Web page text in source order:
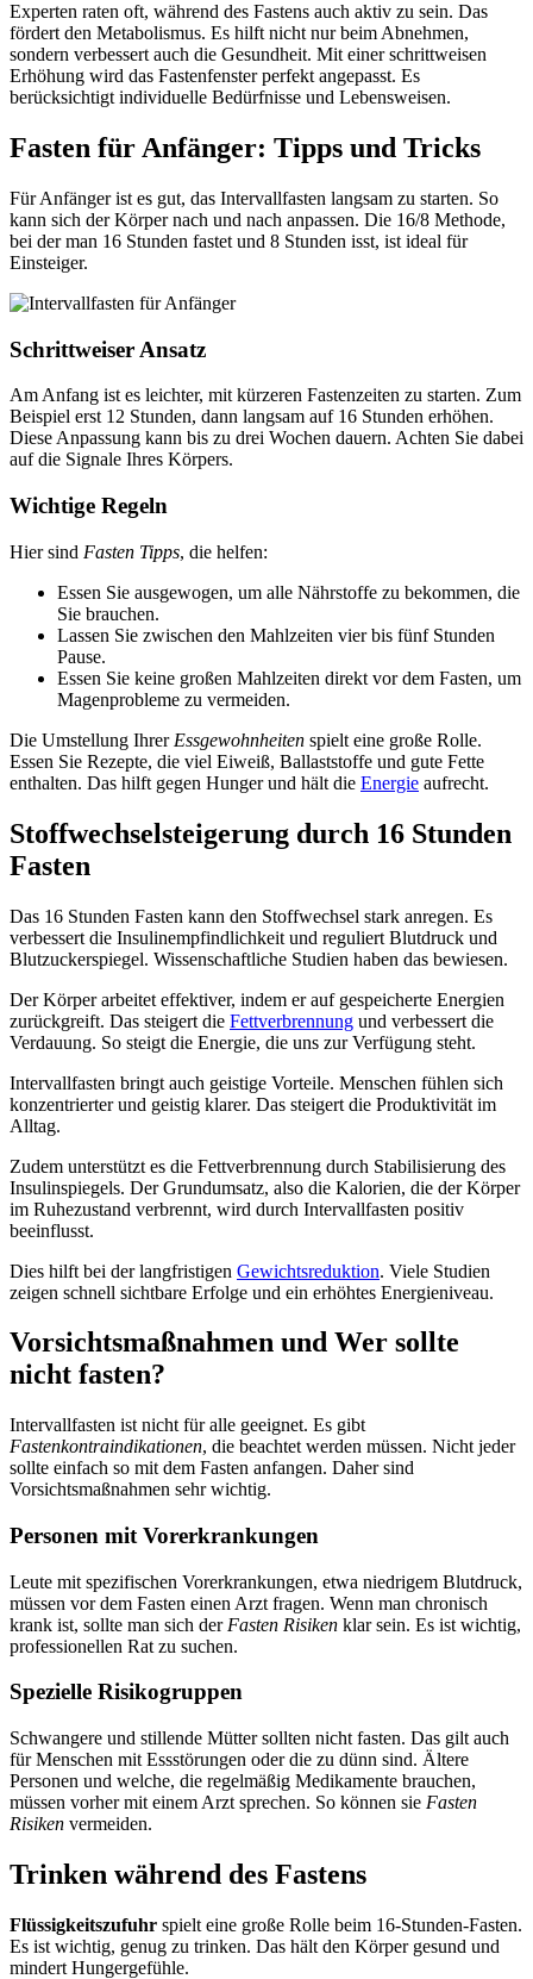
Experten raten oft, während des Fastens auch aktiv zu sein. Das
fördert den Metabolismus. Es hilft nicht nur beim Abnehmen,
sondern verbessert auch die Gesundheit. Mit einer schrittweisen
Erhöhung wird das Fastenfenster perfekt angepasst. Es
berücksichtigt individuelle Bedürfnisse und Lebensweisen.
Fasten für Anfänger: Tipps und Tricks
Für Anfänger ist es gut, das Intervallfasten langsam zu starten. So
kann sich der Körper nach und nach anpassen. Die 16/8 Methode,
bei der man 16 Stunden fastet und 8 Stunden isst, ist ideal für
Einsteiger.
Schrittweiser Ansatz
Am Anfang ist es leichter, mit kürzeren Fastenzeiten zu starten. Zum
Beispiel erst 12 Stunden, dann langsam auf 16 Stunden erhöhen.
Diese Anpassung kann bis zu drei Wochen dauern. Achten Sie dabei
auf die Signale Ihres Körpers.
Wichtige Regeln
Hier sind Fasten Tipps, die helfen:
Essen Sie ausgewogen, um alle Nährstoffe zu bekommen, die
Sie brauchen.
Lassen Sie zwischen den Mahlzeiten vier bis fünf Stunden
Pause.
Essen Sie keine großen Mahlzeiten direkt vor dem Fasten, um
Magenprobleme zu vermeiden.
Die Umstellung Ihrer Essgewohnheiten spielt eine große Rolle.
Essen Sie Rezepte, die viel Eiweiß, Ballaststoffe und gute Fette
enthalten. Das hilft gegen Hunger und hält die Energie aufrecht.
Stoffwechselsteigerung durch 16 Stunden
Fasten
Das 16 Stunden Fasten kann den Stoffwechsel stark anregen. Es
verbessert die Insulinempfindlichkeit und reguliert Blutdruck und
Blutzuckerspiegel. Wissenschaftliche Studien haben das bewiesen.
Der Körper arbeitet effektiver, indem er auf gespeicherte Energien
zurückgreift. Das steigert die Fettverbrennung und verbessert die
Verdauung. So steigt die Energie, die uns zur Verfügung steht.
Intervallfasten bringt auch geistige Vorteile. Menschen fühlen sich
konzentrierter und geistig klarer. Das steigert die Produktivität im
Alltag.
Zudem unterstützt es die Fettverbrennung durch Stabilisierung des
Insulinspiegels. Der Grundumsatz, also die Kalorien, die der Körper
im Ruhezustand verbrennt, wird durch Intervallfasten positiv
beeinflusst.
Dies hilft bei der langfristigen Gewichtsreduktion. Viele Studien
zeigen schnell sichtbare Erfolge und ein erhöhtes Energieniveau.
Vorsichtsmaßnahmen und Wer sollte
nicht fasten?
Intervallfasten ist nicht für alle geeignet. Es gibt
Fastenkontraindikationen, die beachtet werden müssen. Nicht jeder
sollte einfach so mit dem Fasten anfangen. Daher sind
Vorsichtsmaßnahmen sehr wichtig.
Personen mit Vorerkrankungen
Leute mit spezifischen Vorerkrankungen, etwa niedrigem Blutdruck,
müssen vor dem Fasten einen Arzt fragen. Wenn man chronisch
krank ist, sollte man sich der Fasten Risiken klar sein. Es ist wichtig,
professionellen Rat zu suchen.
Spezielle Risikogruppen
Schwangere und stillende Mütter sollten nicht fasten. Das gilt auch
für Menschen mit Essstörungen oder die zu dünn sind. Ältere
Personen und welche, die regelmäßig Medikamente brauchen,
müssen vorher mit einem Arzt sprechen. So können sie Fasten
Risiken vermeiden.
Trinken während des Fastens
Flüssigkeitszufuhr spielt eine große Rolle beim 16-Stunden-Fasten.
Es ist wichtig, genug zu trinken. Das hält den Körper gesund und
mindert Hungergefühle.